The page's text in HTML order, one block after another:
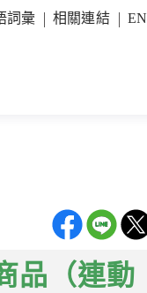
詞彙 相關連結 EN
品（連動